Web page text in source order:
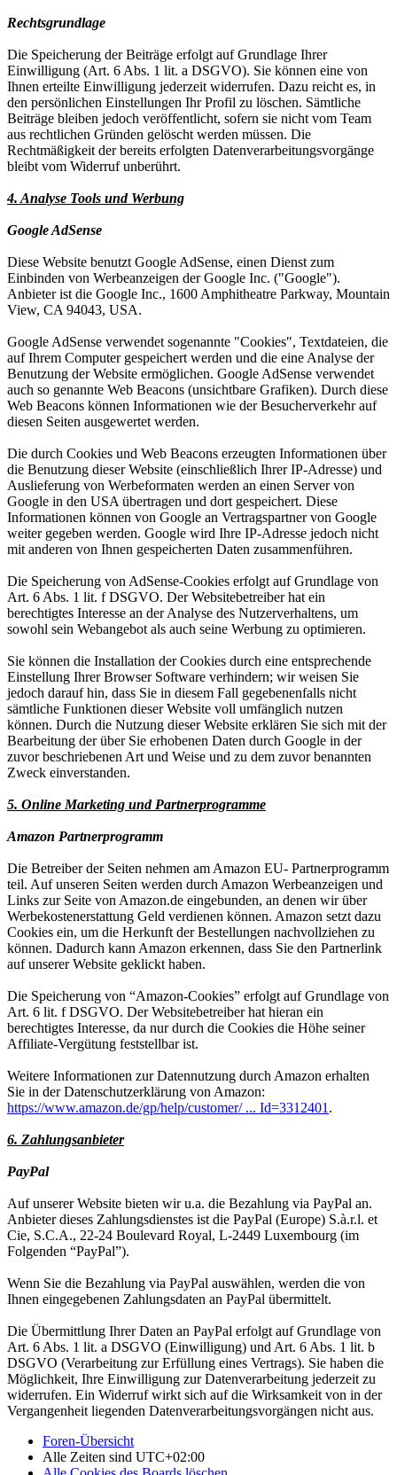
Rechtsgrundlage
Die Speicherung der Beiträge erfolgt auf Grundlage Ihrer
Einwilligung (Art. 6 Abs. 1 lit. a DSGVO). Sie können eine von
Ihnen erteilte Einwilligung jederzeit widerrufen. Dazu reicht es, in
den persönlichen Einstellungen Ihr Profil zu löschen. Sämtliche
Beiträge bleiben jedoch veröffentlicht, sofern sie nicht vom Team
aus rechtlichen Gründen gelöscht werden müssen. Die
Rechtmäßigkeit der bereits erfolgten Datenverarbeitungsvorgänge
bleibt vom Widerruf unberührt.
4. Analyse Tools und Werbung
Google AdSense
Diese Website benutzt Google AdSense, einen Dienst zum
Einbinden von Werbeanzeigen der Google Inc. ("Google").
Anbieter ist die Google Inc., 1600 Amphitheatre Parkway, Mountain
View, CA 94043, USA.
Google AdSense verwendet sogenannte "Cookies", Textdateien, die
auf Ihrem Computer gespeichert werden und die eine Analyse der
Benutzung der Website ermöglichen. Google AdSense verwendet
auch so genannte Web Beacons (unsichtbare Grafiken). Durch diese
Web Beacons können Informationen wie der Besucherverkehr auf
diesen Seiten ausgewertet werden.
Die durch Cookies und Web Beacons erzeugten Informationen über
die Benutzung dieser Website (einschließlich Ihrer IP-Adresse) und
Auslieferung von Werbeformaten werden an einen Server von
Google in den USA übertragen und dort gespeichert. Diese
Informationen können von Google an Vertragspartner von Google
weiter gegeben werden. Google wird Ihre IP-Adresse jedoch nicht
mit anderen von Ihnen gespeicherten Daten zusammenführen.
Die Speicherung von AdSense-Cookies erfolgt auf Grundlage von
Art. 6 Abs. 1 lit. f DSGVO. Der Websitebetreiber hat ein
berechtigtes Interesse an der Analyse des Nutzerverhaltens, um
sowohl sein Webangebot als auch seine Werbung zu optimieren.
Sie können die Installation der Cookies durch eine entsprechende
Einstellung Ihrer Browser Software verhindern; wir weisen Sie
jedoch darauf hin, dass Sie in diesem Fall gegebenenfalls nicht
sämtliche Funktionen dieser Website voll umfänglich nutzen
können. Durch die Nutzung dieser Website erklären Sie sich mit der
Bearbeitung der über Sie erhobenen Daten durch Google in der
zuvor beschriebenen Art und Weise und zu dem zuvor benannten
Zweck einverstanden.
5. Online Marketing und Partnerprogramme
Amazon Partnerprogramm
Die Betreiber der Seiten nehmen am Amazon EU- Partnerprogramm
teil. Auf unseren Seiten werden durch Amazon Werbeanzeigen und
Links zur Seite von Amazon.de eingebunden, an denen wir über
Werbekostenerstattung Geld verdienen können. Amazon setzt dazu
Cookies ein, um die Herkunft der Bestellungen nachvollziehen zu
können. Dadurch kann Amazon erkennen, dass Sie den Partnerlink
auf unserer Website geklickt haben.
Die Speicherung von “Amazon-Cookies” erfolgt auf Grundlage von
Art. 6 lit. f DSGVO. Der Websitebetreiber hat hieran ein
berechtigtes Interesse, da nur durch die Cookies die Höhe seiner
Affiliate-Vergütung feststellbar ist.
Weitere Informationen zur Datennutzung durch Amazon erhalten
Sie in der Datenschutzerklärung von Amazon:
https://www.amazon.de/gp/help/customer/ ... Id=3312401.
6. Zahlungsanbieter
PayPal
Auf unserer Website bieten wir u.a. die Bezahlung via PayPal an.
Anbieter dieses Zahlungsdienstes ist die PayPal (Europe) S.à.r.l. et
Cie, S.C.A., 22-24 Boulevard Royal, L-2449 Luxembourg (im
Folgenden “PayPal”).
Wenn Sie die Bezahlung via PayPal auswählen, werden die von
Ihnen eingegebenen Zahlungsdaten an PayPal übermittelt.
Die Übermittlung Ihrer Daten an PayPal erfolgt auf Grundlage von
Art. 6 Abs. 1 lit. a DSGVO (Einwilligung) und Art. 6 Abs. 1 lit. b
DSGVO (Verarbeitung zur Erfüllung eines Vertrags). Sie haben die
Möglichkeit, Ihre Einwilligung zur Datenverarbeitung jederzeit zu
widerrufen. Ein Widerruf wirkt sich auf die Wirksamkeit von in der
Vergangenheit liegenden Datenverarbeitungsvorgängen nicht aus.
Foren-Übersicht
Alle Zeiten sind UTC+02:00